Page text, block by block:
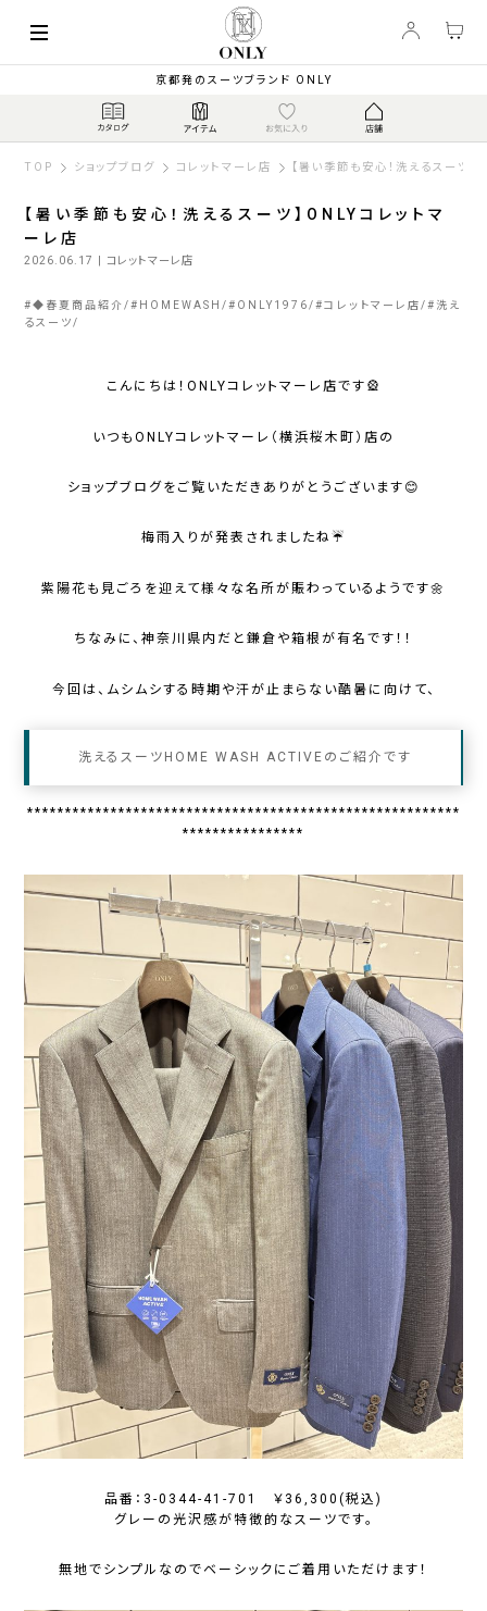
京都発のスーツブランド ONLY
TOP ショップブログ コレットマーレ店 【暑い季節も安心！洗えるスーツ
【暑い季節も安心！洗えるスーツ】ONLYコレットマ
ーレ店
2026.06.17 | コレットマーレ店
#◆春夏商品紹介 # HOMEWASH # ONLY1976 #コレットマーレ店 # 洗え
るスーツ
こんにちは！ONLYコレットマーレ店です🎡
いつもONLYコレットマーレ（横浜桜木町）店の
ショップブログをご覧いただきありがとうございます😊
梅雨入りが発表されましたね☔
紫陽花も見ごろを迎えて様々な名所が賑わっているようです🌼
ちなみに、神奈川県内だと鎌倉や箱根が有名です！！
今回は、ムシムシする時期や汗が止まらない酷暑に向けて、
洗えるスーツHOME WASH ACTIVEのご紹介です
*********************************************************
****************
品番：3-0344-41-701 ￥36,300(税込)
グレーの光沢感が特徴的なスーツです。
無地でシンプルなのでベーシックにご着用いただけます！